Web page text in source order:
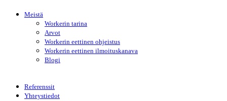
Meistä
Workerin tarina
Arvot
Workerin eettinen ohjeistus
Workerin eettinen ilmoituskanava
Blogi
Referenssit
Yhteystiedot